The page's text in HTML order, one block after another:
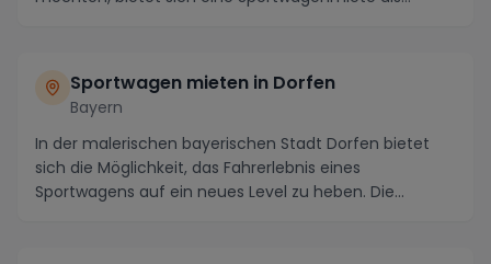
Sportwagen mieten in Dorfen
Bayern
In der malerischen bayerischen Stadt Dorfen bietet
sich die Möglichkeit, das Fahrerlebnis eines
Sportwagens auf ein neues Level zu heben. Die